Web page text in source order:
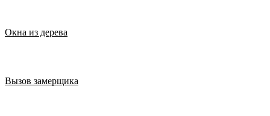
Окна из дерева
Вызов замерщика